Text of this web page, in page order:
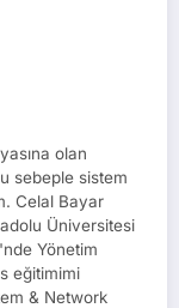
olan
sebeple sistem
Celal Bayar
Üniversitesi
Yönetim
eğitimimi
& Network